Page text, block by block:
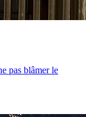
pas blâmer le